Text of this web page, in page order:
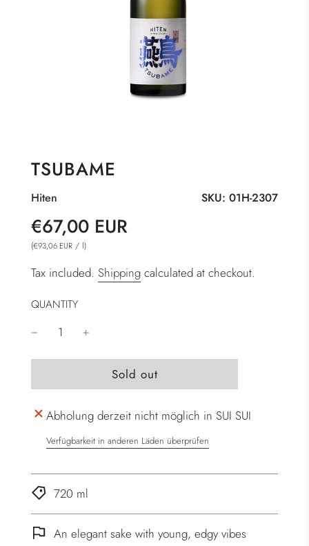
TSUBAME
SKU: 01H-2307
Hiten
Sale
price
Regular
price
€67,00 EUR
(€93,06 EUR / l)
Tax included. Shipping calculated at checkout.
QUANTITY
l
o
d
i
g
Sold out
Abholung derzeit nicht möglich in SUI SUI
Verfügbarkeit in anderen Läden überprüfen
720 ml
An elegant sake with young, edgy vibes